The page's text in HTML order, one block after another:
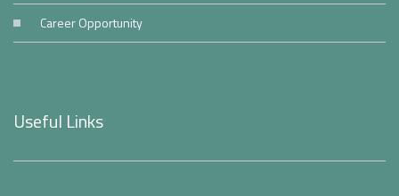
Career Opportunity
Useful Links